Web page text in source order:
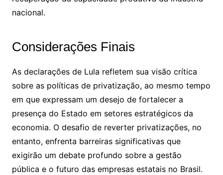
nacional.
Considerações Finais
As declarações de Lula refletem sua visão crítica
sobre as políticas de privatização, ao mesmo tempo
em que expressam um desejo de fortalecer a
presença do Estado em setores estratégicos da
economia. O desafio de reverter privatizações, no
entanto, enfrenta barreiras significativas que
exigirão um debate profundo sobre a gestão
pública e o futuro das empresas estatais no Brasil.